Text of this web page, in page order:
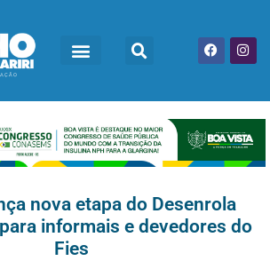
nova etapa do Desenrola
informais e devedores do
Fies